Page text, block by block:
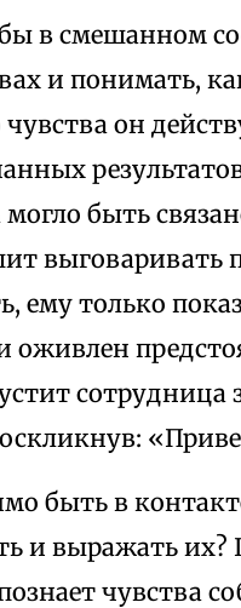
в смешанном
и понимать,
он
быть
выговаривать
только
оживлен
сотрудница
быть в
и выражать их?
чувства